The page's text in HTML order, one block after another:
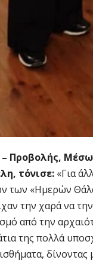
Προβολής,
τόνισε: «Για
των «Ημερών
την χαρά να
από την
της πολλά